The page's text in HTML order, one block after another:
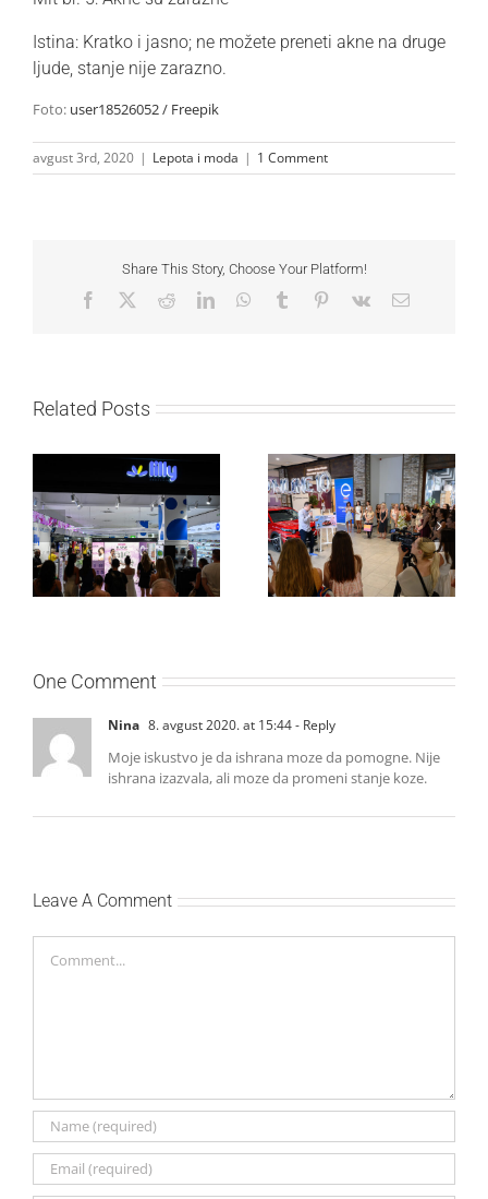
Istina: Kratko i jasno; ne možete preneti akne na druge
ljude, stanje nije zarazno.
Foto: user18526052 / Freepik
avgust 3rd, 2020 | Lepota i moda | 1 Comment
Share This Story, Choose Your Platform!
Facebook RedditLinkedInWhatsApp
Tumblr Pinterest
Vk Email
Related Posts
Lilly Drogerie i L’Oréal
Paris Elseve na
Festivalu nege kose
predstavili Collagen
Lifter liniju i popuste do
30 odsto
Lilly Drogerie proslavile
10. online rođendan,
uručile automobil
Citroën C3 i najavile
saradnju sa
šampionkom Andreom
One Comment
Nina 8. avgust 2020. at 15:44- Reply
Moje iskustvo je da ishrana moze da pomogne. Nije
ishrana izazvala, ali moze da promeni stanje koze.
Leave A Comment